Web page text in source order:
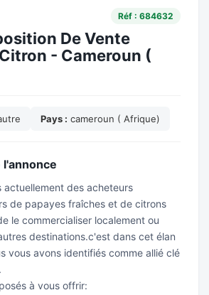
Réf : 684632
De Vente
- Cameroun (
Pays : cameroun ( Afrique)
actuellement des acheteurs
de papayes fraîches et de citrons
le commercialiser localement ou
destinations.c'est dans cet élan
vous avons identifiés comme allié clé
à vous offrir: